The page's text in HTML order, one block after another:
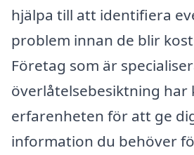
hjälpa till att identifiera
problem innan de blir
Företag som är
överlåtelsebesiktning har
erfarenheten för att ge
information du behöver